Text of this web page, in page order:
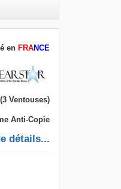
en FRANCE
Ventouses)
Anti-Copie
détails...